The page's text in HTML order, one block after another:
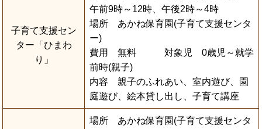
子育て支援セン
ター「ひまわ
り」
午前9時～12時、午後2時～4時
場所 あかね保育園(子育て支援センタ
ー)
費用 無料 対象児 0歳児～就学
前時(親子)
内容 親子のふれあい、室内遊び、園
庭遊び、絵本貸し出し、子育て講座
場所 あかね保育園(子育て支援センタ